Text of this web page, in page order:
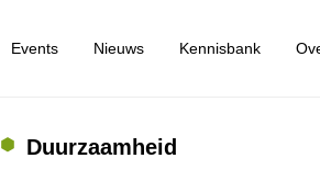
Events Nieuws Kennisbank
Duurzaamheid